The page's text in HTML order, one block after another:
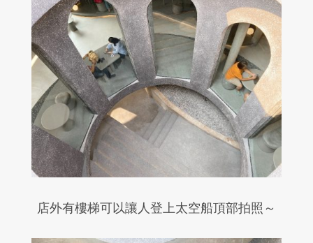
店外有樓梯可以讓人登上太空船頂部拍照～